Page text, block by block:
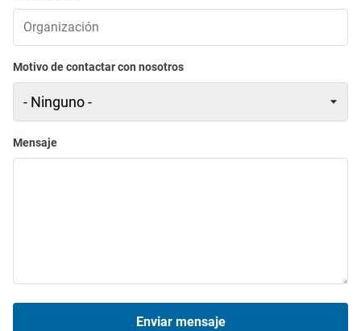
Motivo de contactar con nosotros
Mensaje